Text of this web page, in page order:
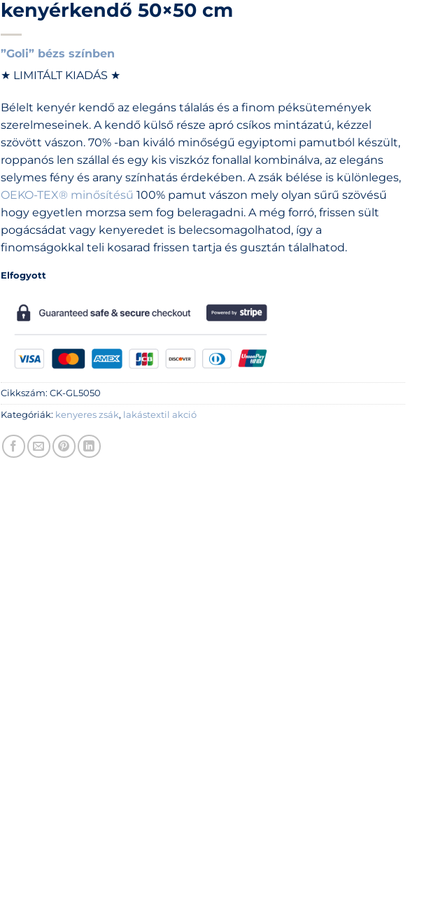
kenyérkendő 50×50 cm
”Goli” bézs színben
★ LIMITÁLT KIADÁS ★
Bélelt kenyér kendő az elegáns tálalás és a finom péksütemények
szerelmeseinek. A kendő külső része apró csíkos mintázatú, kézzel
szövött vászon. 70% -ban kiváló minőségű egyiptomi pamutból készült,
roppanós len szállal és egy kis viszkóz fonallal kombinálva, az elegáns
selymes fény és arany színhatás érdekében. A zsák bélése is különleges,
OEKO-TEX® minősítésű 100% pamut vászon mely olyan sűrű szövésű
hogy egyetlen morzsa sem fog beleragadni. A még forró, frissen sült
pogácsádat vagy kenyeredet is belecsomagolhatod, így a
finomságokkal teli kosarad frissen tartja és gusztán tálalhatod.
Elfogyott
Cikkszám:CK-GL5050
Kategóriák: kenyeres zsák, lakástextil akció